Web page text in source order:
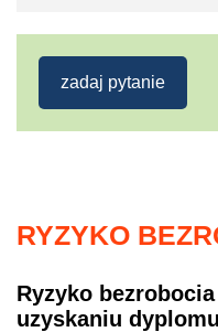
zadaj pytanie
RYZYKO
Ryzyko
uzyskaniu dyplomu